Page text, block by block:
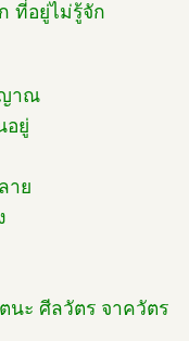
ที่อยู่ไม่รู้จัก
ญาณ
อยู่
าย
นะ ศีลวัตร จาควัตร